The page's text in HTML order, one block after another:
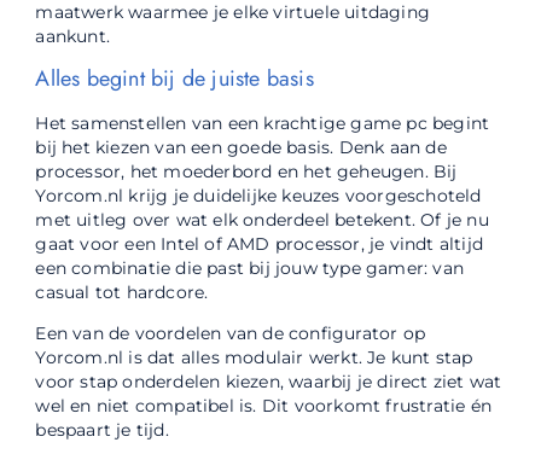
maatwerk waarmee je elke virtuele uitdaging
aankunt.
Alles begint bij de juiste basis
Het samenstellen van een krachtige game pc begint
bij het kiezen van een goede basis. Denk aan de
processor, het moederbord en het geheugen. Bij
Yorcom.nl krijg je duidelijke keuzes voorgeschoteld
met uitleg over wat elk onderdeel betekent. Of je nu
gaat voor een Intel of AMD processor, je vindt altijd
een combinatie die past bij jouw type gamer: van
casual tot hardcore.
Een van de voordelen van de configurator op
Yorcom.nl is dat alles modulair werkt. Je kunt stap
voor stap onderdelen kiezen, waarbij je direct ziet wat
wel en niet compatibel is. Dit voorkomt frustratie én
bespaart je tijd.